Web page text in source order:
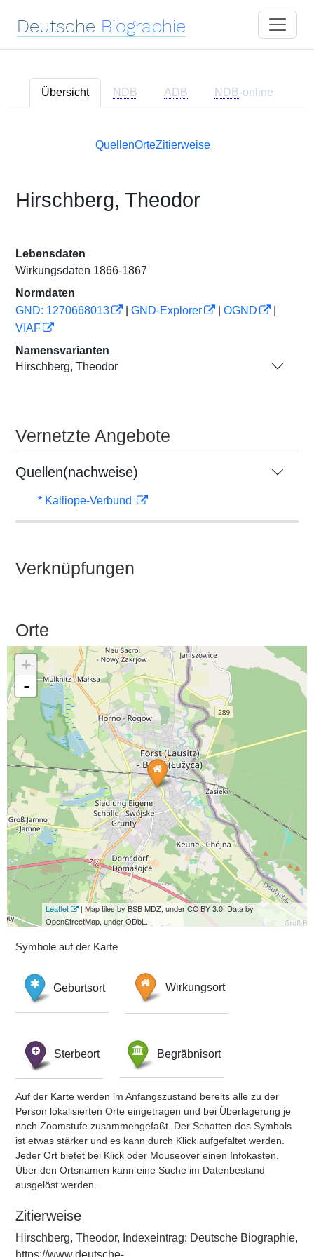
Deutsche Biographie
Übersicht NDB ADB NDB-online
QuellenOrteZitierweise
Hirschberg, Theodor
Lebensdaten
Wirkungsdaten 1866-1867
Normdaten
GND: 1270668013
GND-Explorer OGND
VIAF
Namensvarianten
Hirschberg, Theodor
Vernetzte Angebote
Quellen(nachweise)
* Kalliope-Verbund
Verknüpfungen
Orte
+
-
Leaflet
| Map tiles by BSB MDZ, under CC BY 3.0. Data by
OpenStreetMap, under ODbL.
Symbole auf der Karte
Geburtsort Wirkungsort
Sterbeort Begräbnisort
Auf der Karte werden im Anfangszustand bereits alle zu der
Person lokalisierten Orte eingetragen und bei Überlagerung je
nach Zoomstufe zusammengefaßt. Der Schatten des Symbols
ist etwas stärker und es kann durch Klick aufgefaltet werden.
Jeder Ort bietet bei Klick oder Mouseover einen Infokasten.
Über den Ortsnamen kann eine Suche im Datenbestand
ausgelöst werden.
Zitierweise
Hirschberg, Theodor, Indexeintrag: Deutsche Biographie,
https://www.deutsche-